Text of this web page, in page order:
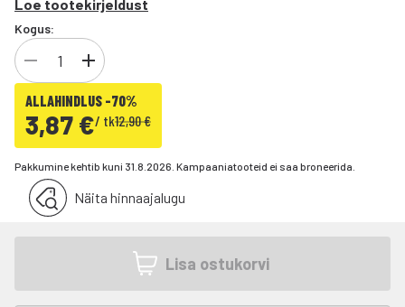
Loe tootekirjeldust
Kogus:
ALLAHINDLUS -70%
3,87 €/ tk12,90 €
Pakkumine kehtib kuni 31.8.2026. Kampaaniatooteid ei saa broneerida.
Näita hinnaajalugu
Lisa ostukorvi